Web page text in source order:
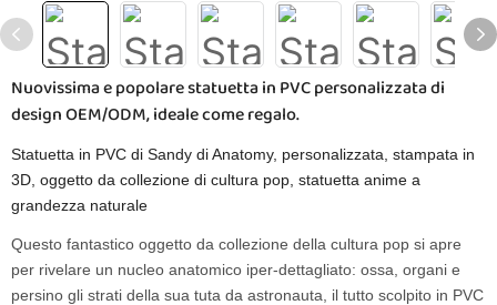
Nuovissima e popolare statuetta in PVC personalizzata di
design OEM/ODM, ideale come regalo.
Statuetta in PVC di Sandy di Anatomy, personalizzata, stampata in
3D, oggetto da collezione di cultura pop, statuetta anime a
grandezza naturale
Questo fantastico oggetto da collezione della cultura pop si apre
per rivelare un nucleo anatomico iper-dettagliato: ossa, organi e
persino gli strati della sua tuta da astronauta, il tutto scolpito in PVC